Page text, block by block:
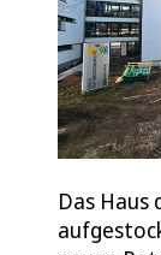
Das Haus